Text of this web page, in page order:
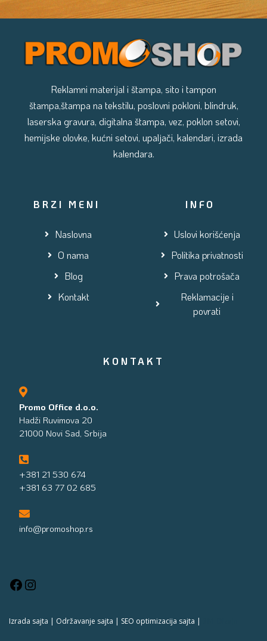
Reklamni materijal i štampa, sito i tampon
štampa,štampa na tekstilu, poslovni pokloni, blindruk,
laserska gravura, digitalna štampa, vez, poklon setovi,
hemijske olovke, kućni setovi, upaljači, kalendari, izrada
kalendara.
BRZI MENI
Naslovna
O nama
Blog
Kontakt
INFO
Uslovi korišćenja
Politika privatnosti
Prava potrošača
Reklamacije i
povrati
KONTAKT
Promo Office d.o.o.
Hadži Ruvimova 20
21000 Novi Sad, Srbija
+381 21 530 674
+381 63 77 02 685
info@promoshop.rs
Izrada sajta | Održavanje sajta | SEO optimizacija sajta |